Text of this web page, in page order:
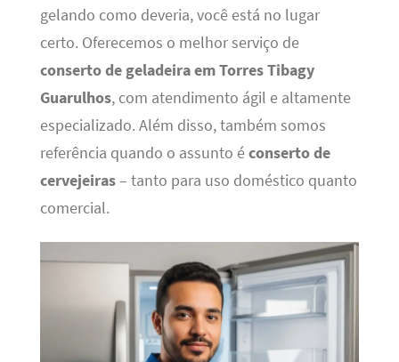
gelando como deveria, você está no lugar
certo. Oferecemos o melhor serviço de
conserto de geladeira em Torres Tibagy
Guarulhos, com atendimento ágil e altamente
especializado. Além disso, também somos
referência quando o assunto éconserto de
cervejeiras– tanto para uso doméstico quanto
comercial.